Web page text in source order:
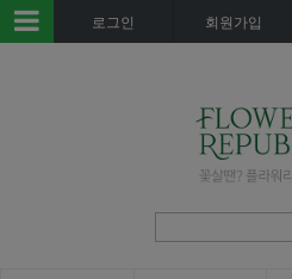
로그인 회원가입